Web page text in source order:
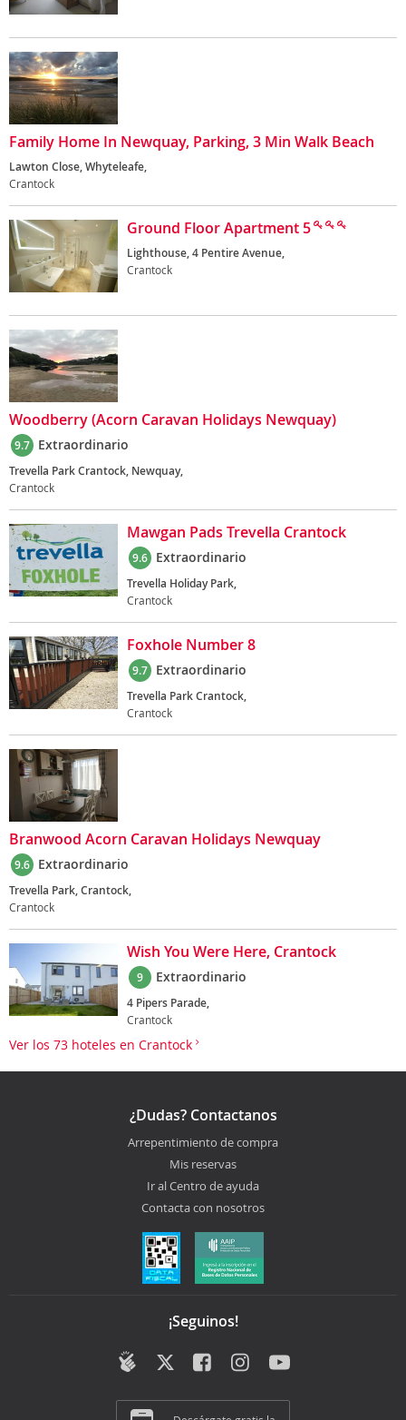
Family Home In Newquay, Parking, 3 Min Walk Beach
Lawton Close, Whyteleafe,
Crantock
Ground Floor Apartment 5
Lighthouse, 4 Pentire Avenue,
Crantock
Woodberry (Acorn Caravan Holidays Newquay)
9.7 Extraordinario
Trevella Park Crantock, Newquay,
Crantock
Mawgan Pads Trevella Crantock
9.6 Extraordinario
Trevella Holiday Park,
Crantock
Foxhole Number 8
9.7 Extraordinario
Trevella Park Crantock,
Crantock
Branwood Acorn Caravan Holidays Newquay
9.6 Extraordinario
Trevella Park, Crantock,
Crantock
Wish You Were Here, Crantock
9 Extraordinario
4 Pipers Parade,
Crantock
Ver los 73 hoteles en Crantock
¿Dudas? Contactanos
Arrepentimiento de compra
Mis reservas
Ir al Centro de ayuda
Contacta con nosotros
¡Seguinos!